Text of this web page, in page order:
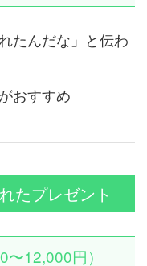
たんだな」と伝わ
おすすめ
たプレゼント
12,000円）